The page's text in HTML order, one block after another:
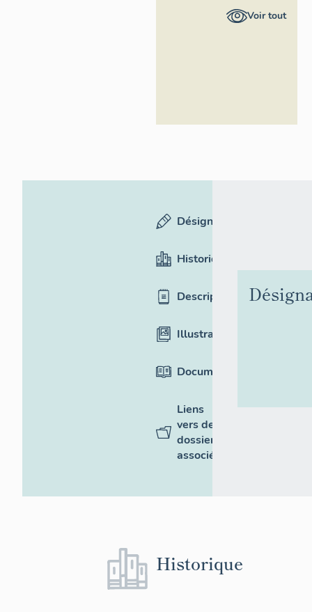
Auvergne -
Voir tout
Désignation
Historique
Description
Illustrations
Documentation
Liens
vers des
dossiers
associés
Historique